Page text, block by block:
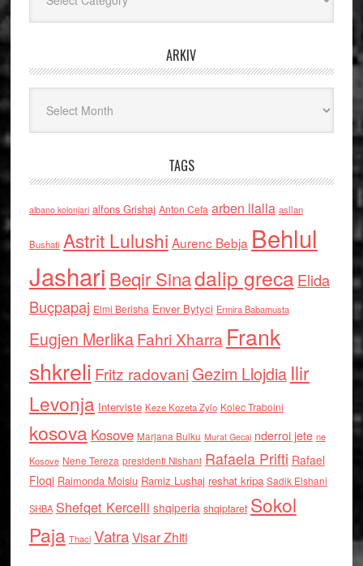
ARKIV
TAGS
albano kolonjari alfons Grishaj Anton Cefa arben llalla asllan
Bushati Astrit Lulushi Aurenc Bebja Behlul
Jashari Beqir Sinadalip grecaElida
Buçpapaj Elmi Berisha Enver Bytyci Ermira Babamusta
Eugjen MerlikaFahri Xharra Frank
shkreli Fritz radovaniGezim Llojdia Ilir
Levonja Interviste Keze Kozeta Zylo Kolec Traboini
kosova Kosove Marjana Bulku Murat Gecaj nderroi jete ne
Kosove Nene Tereza presidenti Nishani Rafaela Prifti Rafael
Floqi Raimonda Moisiu Ramiz Lushaj reshat kripa Sadik Elshani
SHBA Shefqet Kercelli shqiperia shqiptaret Sokol
Paja Thaci VatraVisar Zhiti